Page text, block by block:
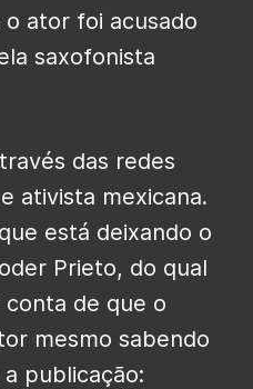
o ator foi acusado
saxofonista
das redes
ativista mexicana.
está deixando o
Prieto, do qual
de que o
mesmo sabendo
publicação: